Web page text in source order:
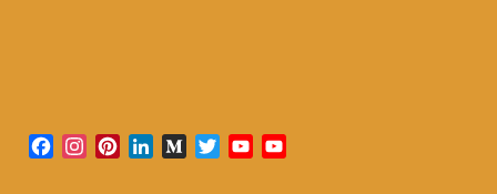
Facebook
Instagram
PinterestLinkedInMediumTwitterYouTube